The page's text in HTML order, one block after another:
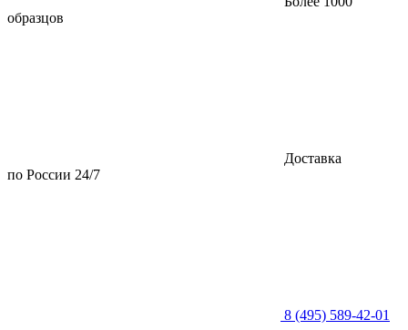
образцов
Доставка
по России 24/7
8 (495) 589-42-01